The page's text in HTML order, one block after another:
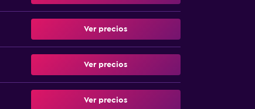
Ver precios
Ver precios
Ver precios